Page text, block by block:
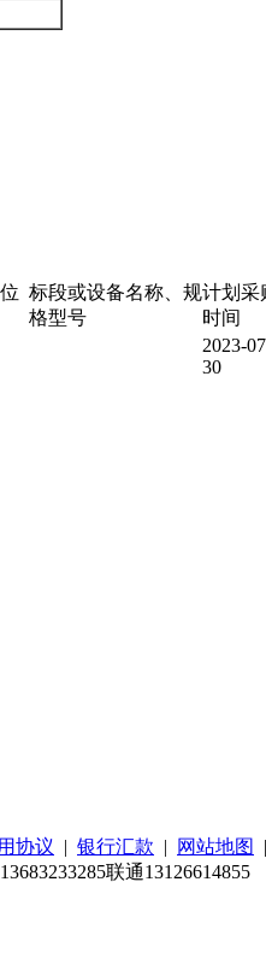
标段或设备名称、规
格型号
计划采
时间
2023-
30
协议 | 银行汇款 | 网站地图
联通13126614855